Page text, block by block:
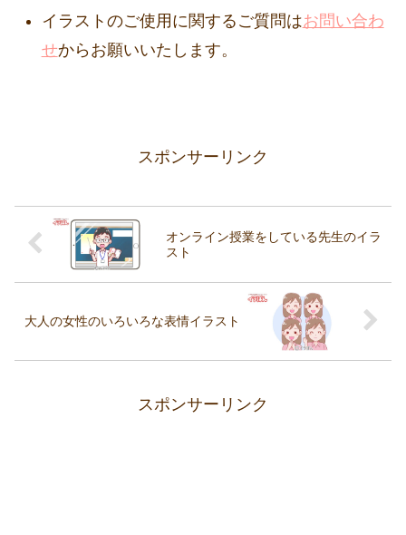
イラストのご使用に関するご質問はお問い合わ
せからお願いいたします。
スポンサーリンク
オンライン授業をしている先生のイラ
スト
大人の女性のいろいろな表情イラスト
スポンサーリンク